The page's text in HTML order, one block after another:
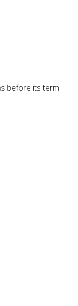
before its term